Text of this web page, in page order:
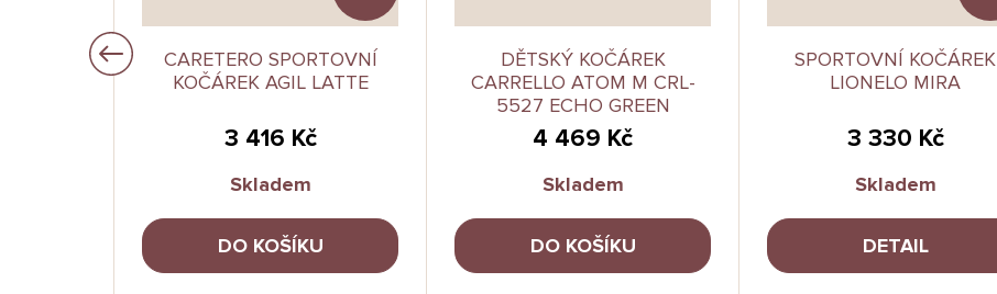
CARETERO SPORTOVNÍ
KOČÁREK AGIL LATTE
3 416 Kč
Skladem
DO KOŠÍKU
DĚTSKÝ KOČÁREK
CARRELLO ATOM M CRL-
5527 ECHO GREEN
4 469 Kč
Skladem
DO KOŠÍKU
SPORTOVNÍ KOČÁREK
LIONELO MIRA
3 330 Kč
Skladem
DETAIL